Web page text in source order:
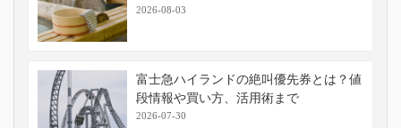
2026-08-03
富士急ハイランドの絶叫優先券とは？値
段情報や買い方、活用術まで
2026-07-30